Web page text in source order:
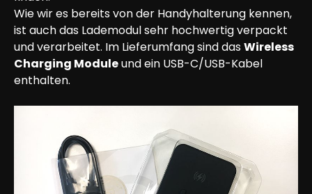
Wie wir es bereits von der Handyhalterung kennen,
ist auch das Lademodul sehr hochwertig verpackt
und verarbeitet. Im Lieferumfang sind das Wireless
Charging Module und ein USB-C/USB-Kabel
enthalten.